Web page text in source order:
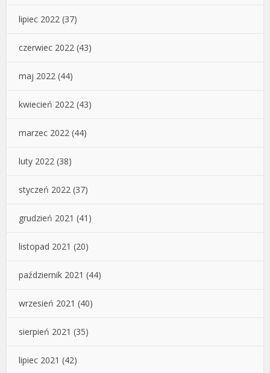
lipiec 2022 (37)
czerwiec 2022 (43)
maj 2022 (44)
kwiecień 2022 (43)
marzec 2022 (44)
luty 2022 (38)
styczeń 2022 (37)
grudzień 2021 (41)
listopad 2021 (20)
październik 2021 (44)
wrzesień 2021 (40)
sierpień 2021 (35)
lipiec 2021 (42)